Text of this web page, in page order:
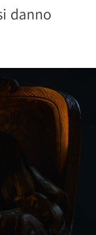
danno